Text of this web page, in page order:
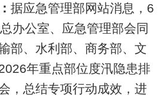
据应急管理部网站消息，6
办公室、应急管理部会同
部、水利部、商务部、文
年重点部位度汛隐患排
，总结专项行动成效，进